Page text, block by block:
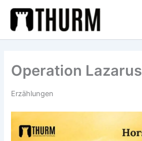
Inhalt
springen
Operation Lazarus
Erzählungen